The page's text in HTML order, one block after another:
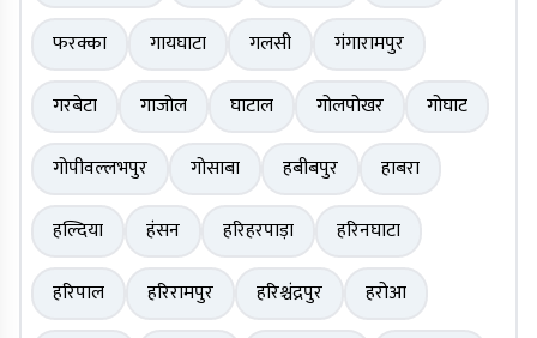
फरक्का
गायघाटा गलसी
गंगारामपुर
गरबेटा
गाजोल घाटाल गोलपोखर
गोघाट
गोपीवल्लभपुर
गोसाबा हबीबपुर
हाबरा
हल्दिया
हंसन हरिहरपाड़ा
हरिनघाटा
हरिपाल
हरिरामपुर हरिश्चंद्रपुर
हरोआ